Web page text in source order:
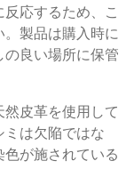
応するため、こ
製品は購入時に
良い場所に保管
然皮革を使用して
は欠陥ではな
が施されている